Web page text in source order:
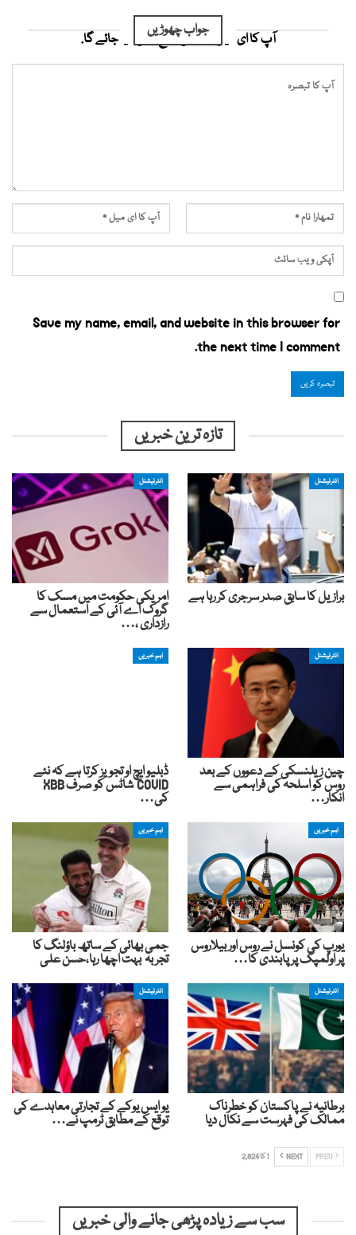
جواب چھوڑیں
آپ کا ای میل ایڈریس شائع نہیں کیا جائے گا.
Save my name, email, and website in this browser for
the next time I comment.
تازہ ترین خبریں
انٹرنیشنل
برازیل کا سابق صدر سرجری کر رہا ہے
انٹرنیشنل
امریکی حکومت میں مسک کا
گروک اے آئی کے استعمال سے
رازداری ،…
انٹرنیشنل
چین زیلنسکی کے دعووں کے بعد
روس کو اسلحہ کی فراہمی سے
انکار…
اہم خبریں
ڈبلیو ایچ او تجویز کرتا ہے کہ نئے
COVID شاٹس کو صرف XBB
کی…
اہم خبریں
یورپ کی کونسل نے روس اور بیلاروس
پر اولمپک پر پابندی کا…
اہم خبریں
جمی بھائی کے ساتھ باؤلنگ کا
تجربہ بہت اچھا رہا،حسن علی
انٹرنیشنل
برطانیہ نے پاکستان کو خطرناک
ممالک کی فہرست سے نکال دیا
انٹرنیشنل
یو ایس یوکے کے تجارتی معاہدے کی
توقع کے مطابق ٹرمپ نے…
NEXT 1 کا 2,824
سب سے زیادہ پڑھی جانے والی خبریں